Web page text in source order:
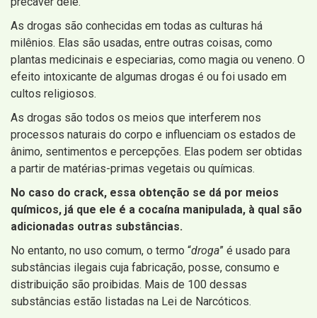
As drogas são conhecidas em todas as culturas há
milênios. Elas são usadas, entre outras coisas, como
plantas medicinais e especiarias, como magia ou veneno. O
efeito intoxicante de algumas drogas é ou foi usado em
cultos religiosos.
As drogas são todos os meios que interferem nos
processos naturais do corpo e influenciam os estados de
ânimo, sentimentos e percepções. Elas podem ser obtidas
a partir de matérias-primas vegetais ou químicas.
No caso do crack, essa obtenção se dá por meios
químicos, já que ele é a cocaína manipulada, à qual são
adicionadas outras substâncias.
No entanto, no uso comum, o termo “droga” é usado para
substâncias ilegais cuja fabricação, posse, consumo e
distribuição são proibidas. Mais de 100 dessas
substâncias estão listadas na Lei de Narcóticos.